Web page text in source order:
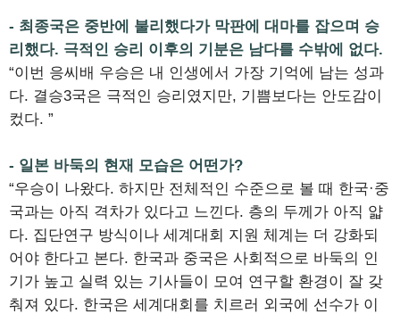
- 최종국은 중반에 불리했다가 막판에 대마를 잡으며 승
리했다. 극적인 승리 이후의 기분은 남다를 수밖에 없다.
“이번 응씨배 우승은 내 인생에서 가장 기억에 남는 성과
다. 결승3국은 극적인 승리였지만, 기쁨보다는 안도감이
컸다. ”
- 일본 바둑의 현재 모습은 어떤가?
“우승이 나왔다. 하지만 전체적인 수준으로 볼 때 한국·중
국과는 아직 격차가 있다고 느낀다. 층의 두께가 아직 얇
다. 집단연구 방식이나 세계대회 지원 체계는 더 강화되
어야 한다고 본다. 한국과 중국은 사회적으로 바둑의 인
기가 높고 실력 있는 기사들이 모여 연구할 환경이 잘 갖
춰져 있다. 한국은 세계대회를 치르러 외국에 선수가 이